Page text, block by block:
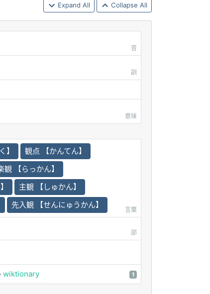
Expand All Collapse All
音
訓
意味
】
観点 【かんてん】
観 【らっかん】
主観 【しゅかん】
先入観 【せんにゅうかん】
言葉
部
wiktionary 1